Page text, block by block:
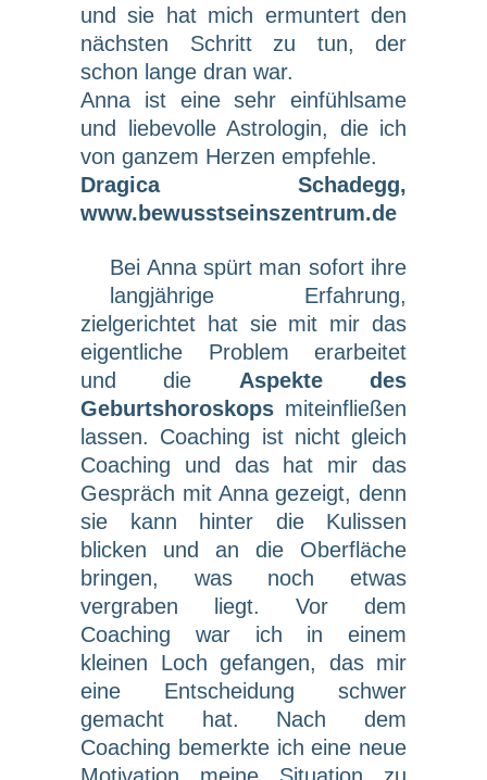
und sie hat mich ermuntert den
nächsten Schritt zu tun, der
schon lange dran war.
Anna ist eine sehr einfühlsame
und liebevolle Astrologin, die ich
von ganzem Herzen empfehle.
Dragica Schadegg,
www.bewusstseinszentrum.de
Bei Anna spürt man sofort ihre
langjährige Erfahrung,
zielgerichtet hat sie mit mir das
eigentliche Problem erarbeitet
und die Aspekte des
Geburtshoroskops miteinfließen
lassen. Coaching ist nicht gleich
Coaching und das hat mir das
Gespräch mit Anna gezeigt, denn
sie kann hinter die Kulissen
blicken und an die Oberfläche
bringen, was noch etwas
vergraben liegt. Vor dem
Coaching war ich in einem
kleinen Loch gefangen, das mir
eine Entscheidung schwer
gemacht hat. Nach dem
Coaching bemerkte ich eine neue
Motivation meine Situation zu